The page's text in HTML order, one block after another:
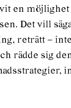
en möjlighet
Det vill
reträtt –
rädde sig